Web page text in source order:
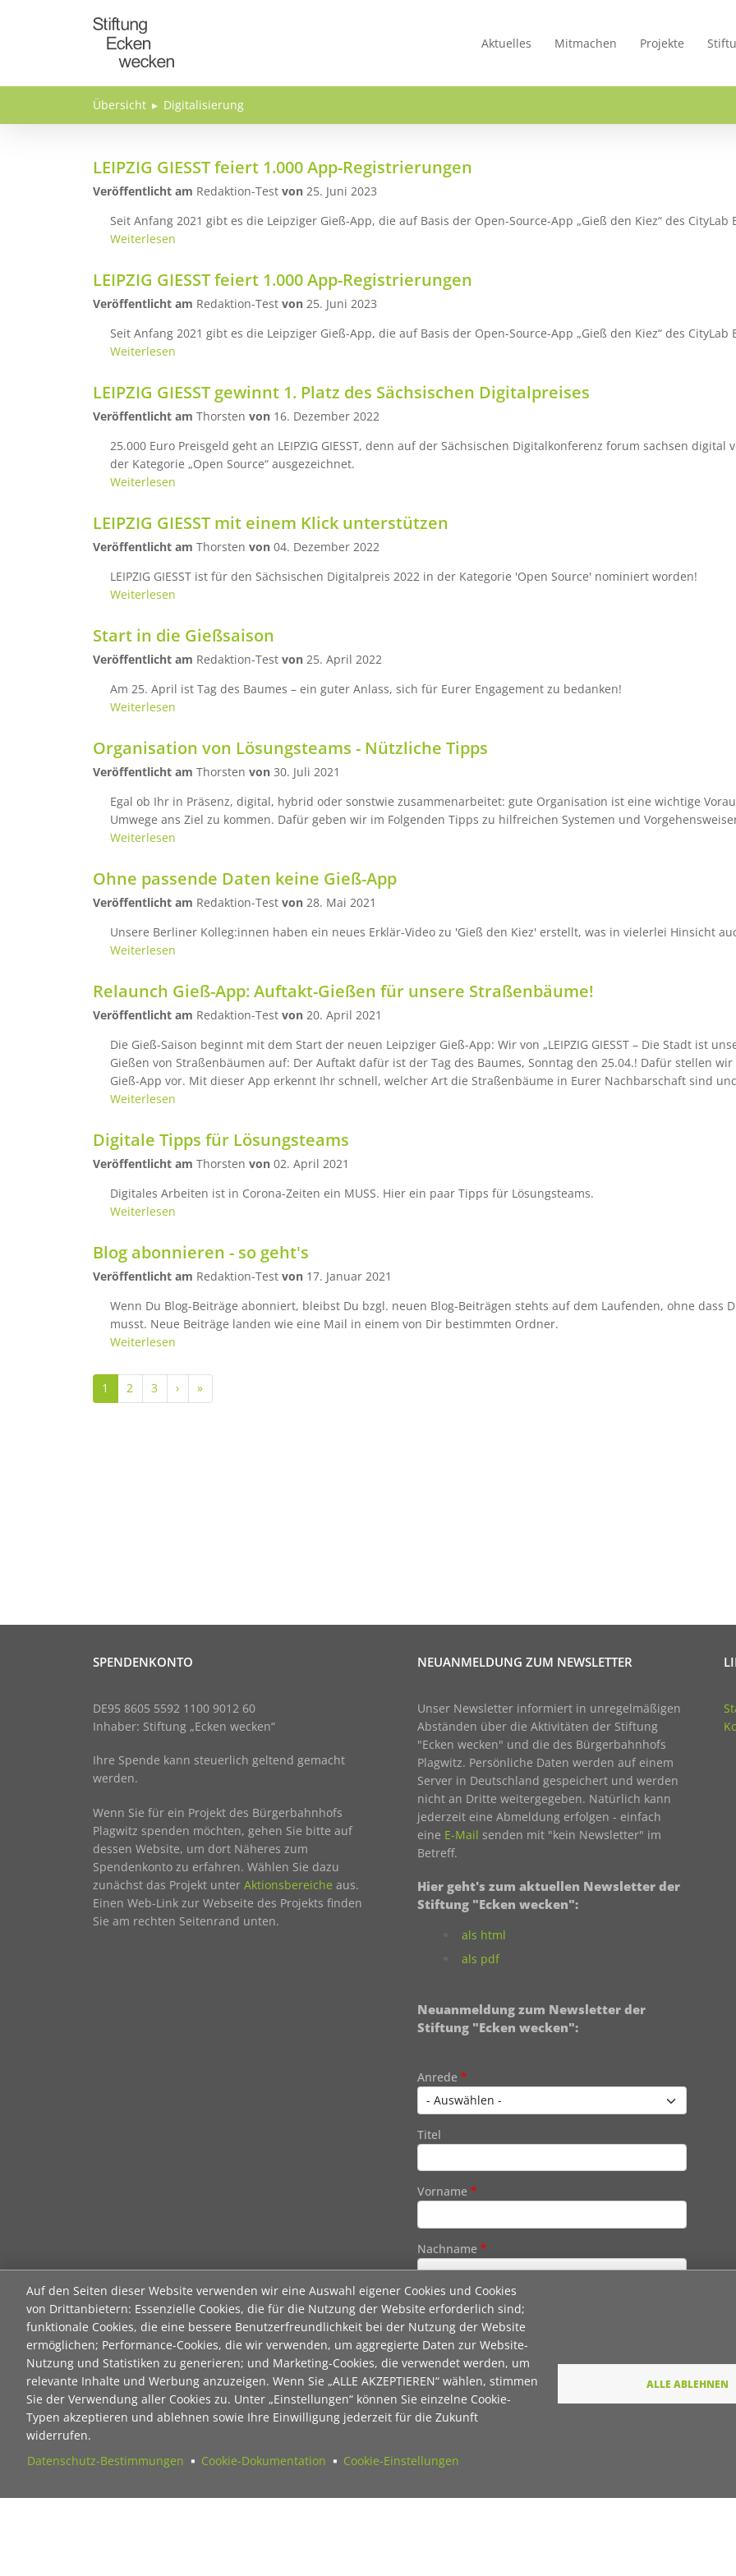
Aktuelles Mitmachen Projekte
Übersicht Digitalisierung
Auf den Seiten dieser Website verwenden wir eine Auswahl eigener Cookies und Cookies
von Drittanbietern: Essenzielle Cookies, die für die Nutzung der Website erforderlich sind;
funktionale Cookies, die eine bessere Benutzerfreundlichkeit bei der Nutzung der Website
ermöglichen; Performance-Cookies, die wir verwenden, um aggregierte Daten zur Website-
Nutzung und Statistiken zu generieren; und Marketing-Cookies, die verwendet werden, um
relevante Inhalte und Werbung anzuzeigen. Wenn Sie „ALLE AKZEPTIEREN“ wählen, stimmen
Sie der Verwendung aller Cookies zu. Unter „Einstellungen“ können Sie einzelne Cookie-
Typen akzeptieren und ablehnen sowie Ihre Einwilligung jederzeit für die Zukunft
widerrufen.
Datenschutz-Bestimmungen
Cookie-Dokumentation Cookie-Einstellungen
ALLE ABLEHNEN
LEIPZIG GIESST feiert 1.000 App-Registrierungen
Veröffentlicht am Redaktion-Test von 25. Juni 2023
Seit Anfang 2021 gibt es die Leipziger Gieß-App, die auf Basis der Open-Source-App „Gieß den Kiez“ des
Weiterlesen
LEIPZIG GIESST feiert 1.000 App-Registrierungen
Veröffentlicht am Redaktion-Test von 25. Juni 2023
Seit Anfang 2021 gibt es die Leipziger Gieß-App, die auf Basis der Open-Source-App „Gieß den Kiez“ des
Weiterlesen
LEIPZIG GIESST gewinnt 1. Platz des Sächsischen Digitalpreises
Veröffentlicht am Thorsten von 16. Dezember 2022
25.000 Euro Preisgeld geht an LEIPZIG GIESST, denn auf der Sächsischen Digitalkonferenz forum sachsen
der Kategorie „Open Source“ ausgezeichnet.
Weiterlesen
LEIPZIG GIESST mit einem Klick unterstützen
Veröffentlicht am Thorsten von 04. Dezember 2022
LEIPZIG GIESST ist für den Sächsischen Digitalpreis 2022 in der Kategorie 'Open Source' nominiert worden!
Weiterlesen
Start in die Gießsaison
Veröffentlicht am Redaktion-Test von 25. April 2022
Am 25. April ist Tag des Baumes – ein guter Anlass, sich für Eurer Engagement zu bedanken!
Weiterlesen
Organisation von Lösungsteams - Nützliche Tipps
Veröffentlicht am Thorsten von 30. Juli 2021
Egal ob Ihr in Präsenz, digital, hybrid oder sonstwie zusammenarbeitet: gute Organisation ist eine wichtige
Umwege ans Ziel zu kommen. Dafür geben wir im Folgenden Tipps zu hilfreichen Systemen und
Weiterlesen
Ohne passende Daten keine Gieß-App
Veröffentlicht am Redaktion-Test von 28. Mai 2021
Unsere Berliner Kolleg:innen haben ein neues Erklär-Video zu 'Gieß den Kiez' erstellt, was in vielerlei Hinsicht
Weiterlesen
Relaunch Gieß-App: Auftakt-Gießen für unsere Straßenbäume!
Veröffentlicht am Redaktion-Test von 20. April 2021
Die Gieß-Saison beginnt mit dem Start der neuen Leipziger Gieß-App: Wir von „LEIPZIG GIESST – Die Stadt ist
Gießen von Straßenbäumen auf: Der Auftakt dafür ist der Tag des Baumes, Sonntag den 25.04.! Dafür stellen
Gieß-App vor. Mit dieser App erkennt Ihr schnell, welcher Art die Straßenbäume in Eurer Nachbarschaft sind
Weiterlesen
Digitale Tipps für Lösungsteams
Veröffentlicht am Thorsten von 02. April 2021
Digitales Arbeiten ist in Corona-Zeiten ein MUSS. Hier ein paar Tipps für Lösungsteams.
Weiterlesen
Blog abonnieren - so geht's
Veröffentlicht am Redaktion-Test von 17. Januar 2021
Wenn Du Blog-Beiträge abonniert, bleibst Du bzgl. neuen Blog-Beiträgen stehts auf dem Laufenden, ohne dass
musst. Neue Beiträge landen wie eine Mail in einem von Dir bestimmten Ordner.
Weiterlesen
Seitennummerierung
1 2 3 ›Nächste Seite
»Letzte Seite
SPENDENKONTO
DE95 8605 5592 1100 9012 60
Inhaber: Stiftung „Ecken wecken“
Ihre Spende kann steuerlich geltend gemacht
werden.
Wenn Sie für ein Projekt des Bürgerbahnhofs
Plagwitz spenden möchten, gehen Sie bitte auf
dessen Website, um dort Näheres zum
Spendenkonto zu erfahren. Wählen Sie dazu
zunächst das Projekt unter Aktionsbereiche aus.
Einen Web-Link zur Webseite des Projekts finden
Sie am rechten Seitenrand unten.
NEUANMELDUNG ZUM NEWSLETTER
Unser Newsletter informiert in unregelmäßigen
Abständen über die Aktivitäten der Stiftung
"Ecken wecken" und die des Bürgerbahnhofs
Plagwitz. Persönliche Daten werden auf einem
Server in Deutschland gespeichert und werden
nicht an Dritte weitergegeben. Natürlich kann
jederzeit eine Abmeldung erfolgen - einfach
eine E-Mail senden mit "kein Newsletter" im
Betreff.
Hier geht's zum aktuellen Newsletter der
Stiftung "Ecken wecken":
als html
als pdf
Neuanmeldung zum Newsletter der
Stiftung "Ecken wecken":
Anrede
Titel
Vorname
Nachname
E-Mail
Wie dürfen wir Sie in Zukunft ansprechen
Sie
Du
Ihre Daten werden von unserer Stiftung